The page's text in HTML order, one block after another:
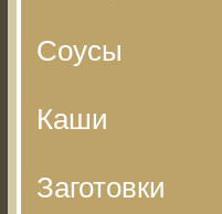
Соусы
Каши
Заготовки